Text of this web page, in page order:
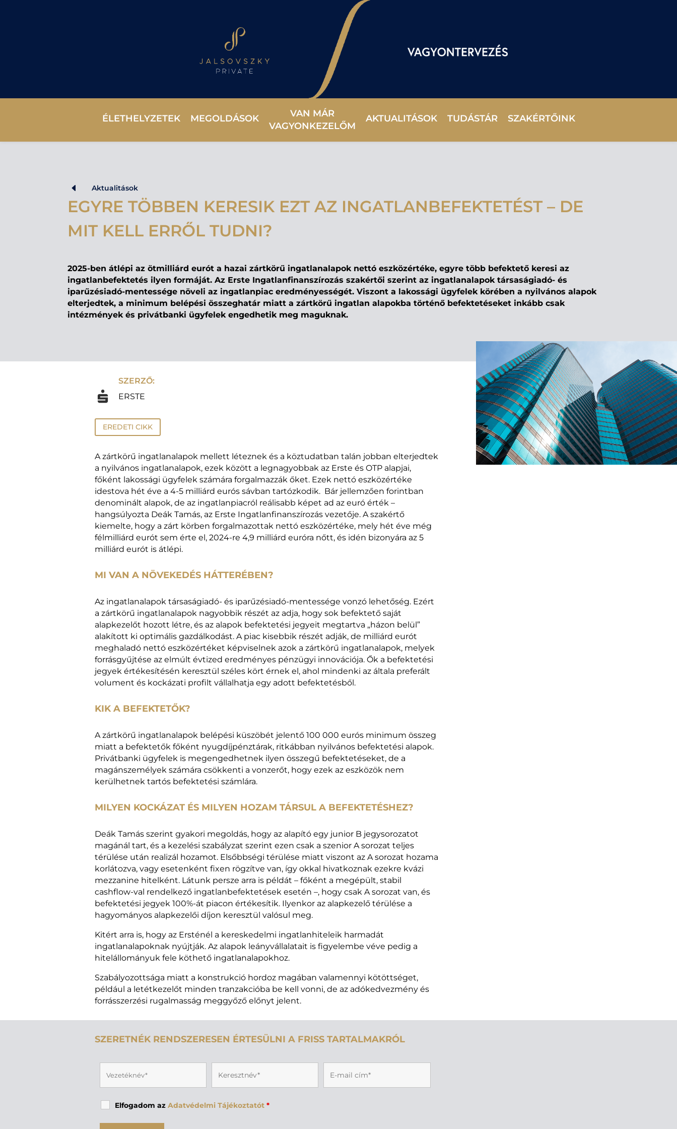
ÉLETHELYZETEK MEGOLDÁSOK
VAN MÁR
VAGYONKEZELŐM
AKTUALITÁSOK TUDÁSTÁR SZAKÉRTŐINK
D Aktualitások
EGYRE TÖBBEN KERESIK EZT AZ INGATLANBEFEKTETÉST – DE
MIT KELL ERRŐL TUDNI?
2025-ben átlépi az ötmilliárd eurót a hazai zártkörű ingatlanalapok nettó eszközértéke, egyre több befektető keresi az
ingatlanbefektetés ilyen formáját. Az Erste Ingatlanfinanszírozás szakértői szerint az ingatlanalapok társaságiadó- és
iparűzésiadó-mentessége növeli az ingatlanpiac eredményességét. Viszont a lakossági ügyfelek körében a nyilvános alapok
elterjedtek, a minimum belépési összeghatár miatt a zártkörű ingatlan alapokba történő befektetéseket inkább csak
intézmények és privátbanki ügyfelek engedhetik meg maguknak.
SZERZŐ:
ERSTE
EREDETI CIKK
A zártkörű ingatlanalapok mellett léteznek és a köztudatban talán jobban elterjedtek
a nyilvános ingatlanalapok, ezek között a legnagyobbak az Erste és OTP alapjai,
főként lakossági ügyfelek számára forgalmazzák őket. Ezek nettó eszközértéke
idestova hét éve a 4-5 milliárd eurós sávban tartózkodik. Bár jellemzően forintban
denominált alapok, de az ingatlanpiacról reálisabb képet ad az euró érték –
hangsúlyozta Deák Tamás, az Erste Ingatlanfinanszírozás vezetője. A szakértő
kiemelte, hogy a zárt körben forgalmazottak nettó eszközértéke, mely hét éve még
félmilliárd eurót sem érte el, 2024-re 4,9 milliárd euróra nőtt, és idén bizonyára az 5
milliárd eurót is átlépi.
MI VAN A NÖVEKEDÉS HÁTTERÉBEN?
Az ingatlanalapok társaságiadó- és iparűzésiadó-mentessége vonzó lehetőség. Ezért
a zártkörű ingatlanalapok nagyobbik részét az adja, hogy sok befektető saját
alapkezelőt hozott létre, és az alapok befektetési jegyeit megtartva „házon belül”
alakított ki optimális gazdálkodást. A piac kisebbik részét adják, de milliárd eurót
meghaladó nettó eszközértéket képviselnek azok a zártkörű ingatlanalapok, melyek
forrásgyűjtése az elmúlt évtized eredményes pénzügyi innovációja. Ők a befektetési
jegyek értékesítésén keresztül széles kört érnek el, ahol mindenki az általa preferált
volument és kockázati profilt vállalhatja egy adott befektetésből.
KIK A BEFEKTETŐK?
A zártkörű ingatlanalapok belépési küszöbét jelentő 100 000 eurós minimum összeg
miatt a befektetők főként nyugdíjpénztárak, ritkábban nyilvános befektetési alapok.
Privátbanki ügyfelek is megengedhetnek ilyen összegű befektetéseket, de a
magánszemélyek számára csökkenti a vonzerőt, hogy ezek az eszközök nem
kerülhetnek tartós befektetési számlára.
MILYEN KOCKÁZAT ÉS MILYEN HOZAM TÁRSUL A BEFEKTETÉSHEZ?
Deák Tamás szerint gyakori megoldás, hogy az alapító egy junior B jegysorozatot
magánál tart, és a kezelési szabályzat szerint ezen csak a szenior A sorozat teljes
térülése után realizál hozamot. Elsőbbségi térülése miatt viszont az A sorozat hozama
korlátozva, vagy esetenként fixen rögzítve van, így okkal hivatkoznak ezekre kvázi
mezzanine hitelként. Látunk persze arra is példát – főként a megépült, stabil
cashflow-val rendelkező ingatlanbefektetések esetén –, hogy csak A sorozat van, és
befektetési jegyek 100%-át piacon értékesítik. Ilyenkor az alapkezelő térülése a
hagyományos alapkezelői díjon keresztül valósul meg.
Kitért arra is, hogy az Ersténél a kereskedelmi ingatlanhiteleik harmadát
ingatlanalapoknak nyújtják. Az alapok leányvállalatait is figyelembe véve pedig a
hitelállományuk fele köthető ingatlanalapokhoz.
Szabályozottsága miatt a konstrukció hordoz magában valamennyi kötöttséget,
például a letétkezelőt minden tranzakcióba be kell vonni, de az adókedvezmény és
forrásszerzési rugalmasság meggyőző előnyt jelent.
SZERETNÉK RENDSZERESEN ÉRTESÜLNI A FRISS TARTALMAKRÓL
Elfogadom azAdatvédelmi Tájékoztatót *